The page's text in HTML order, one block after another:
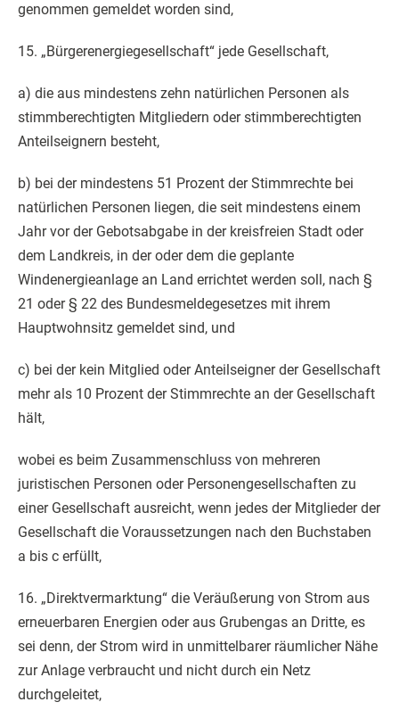
genommen gemeldet worden sind,
15. „Bürgerenergiegesellschaft“ jede Gesellschaft,
a) die aus mindestens zehn natürlichen Personen als
stimmberechtigten Mitgliedern oder stimmberechtigten
Anteilseignern besteht,
b) bei der mindestens 51 Prozent der Stimmrechte bei
natürlichen Personen liegen, die seit mindestens einem
Jahr vor der Gebotsabgabe in der kreisfreien Stadt oder
dem Landkreis, in der oder dem die geplante
Windenergieanlage an Land errichtet werden soll, nach §
21 oder § 22 des Bundesmeldegesetzes mit ihrem
Hauptwohnsitz gemeldet sind, und
c) bei der kein Mitglied oder Anteilseigner der Gesellschaft
mehr als 10 Prozent der Stimmrechte an der Gesellschaft
hält,
wobei es beim Zusammenschluss von mehreren
juristischen Personen oder Personengesellschaften zu
einer Gesellschaft ausreicht, wenn jedes der Mitglieder der
Gesellschaft die Voraussetzungen nach den Buchstaben
a bis c erfüllt,
16. „Direktvermarktung“ die Veräußerung von Strom aus
erneuerbaren Energien oder aus Grubengas an Dritte, es
sei denn, der Strom wird in unmittelbarer räumlicher Nähe
zur Anlage verbraucht und nicht durch ein Netz
durchgeleitet,